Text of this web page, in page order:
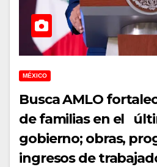
MÉXICO
Busca AMLO
de familias en el
gobierno; obras,
ingresos de